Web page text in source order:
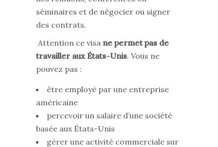
séminaires et de négocier ou signer
des contrats.
Attention ce visa ne permet pas de
travailler aux États-Unis. Vous ne
pouvez pas :
être employé par une entreprise
américaine
percevoir un salaire d’une société
basée aux États-Unis
gérer une activité commerciale sur